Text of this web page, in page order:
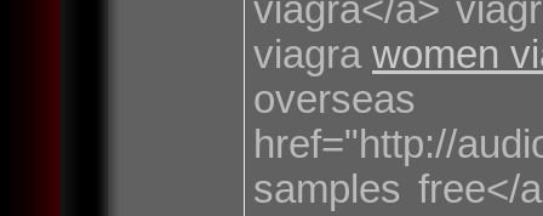
viagra women
href="http://
samples free</